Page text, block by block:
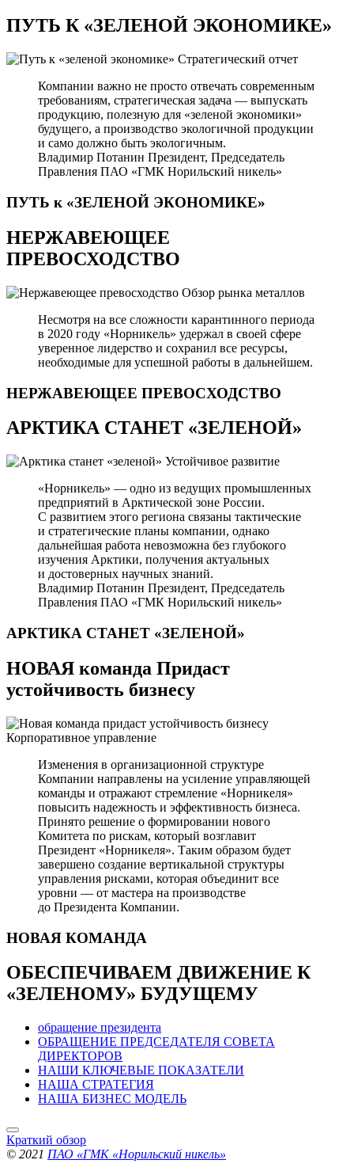
ПУТЬ К«ЗЕЛЕНОЙ ЭКОНОМИКЕ»
Стратегический отчет
Компании важно не просто отвечать современным
требованиям, стратегическая задача — выпускать
продукцию, полезную для «зеленой экономики»
будущего, а производство экологичной продукции
и само должно быть экологичным.
Владимир Потанин Президент, Председатель
Правления ПАО «ГМК Норильский никель»
ПУТЬ к «ЗЕЛЕНОЙ ЭКОНОМИКЕ»
НЕРЖАВЕЮЩЕЕ
ПРЕВОСХОДСТВО
Обзор рынка металлов
Несмотря на все сложности карантинного периода
в 2020 году «Норникель» удержал в своей сфере
уверенное лидерство и сохранил все ресурсы,
необходимые для успешной работы в дальнейшем.
НЕРЖАВЕЮЩЕЕ ПРЕВОСХОДСТВО
АРКТИКА СТАНЕТ «ЗЕЛЕНОЙ»
Устойчивое развитие
«Норникель» — одно из ведущих промышленных
предприятий в Арктической зоне России.
С развитием этого региона связаны тактические
и стратегические планы компании, однако
дальнейшая работа невозможна без глубокого
изучения Арктики, получения актуальных
и достоверных научных знаний.
Владимир Потанин Президент, Председатель
Правления ПАО «ГМК Норильский никель»
АРКТИКА СТАНЕТ «ЗЕЛЕНОЙ»
НОВАЯ команда Придаст
устойчивость бизнесу
Корпоративное управление
Изменения в организационной структуре
Компании направлены на усиление управляющей
команды и отражают стремление «Норникеля»
повысить надежность и эффективность бизнеса.
Принято решение о формировании нового
Комитета по рискам, который возглавит
Президент «Норникеля». Таким образом будет
завершено создание вертикальной структуры
управления рисками, которая объединит все
уровни — от мастера на производстве
до Президента Компании.
НОВАЯ КОМАНДА
ОБЕСПЕЧИВАЕМ ДВИЖЕНИЕ К
«ЗЕЛЕНОМУ» БУДУЩЕМУ
обращение президента
ОБРАЩЕНИЕ ПРЕДСЕДАТЕЛЯ СОВЕТА
ДИРЕКТОРОВ
НАШИ КЛЮЧЕВЫЕ ПОКАЗАТЕЛИ
НАША СТРАТЕГИЯ
НАША БИЗНЕС МОДЕЛЬ
Краткий обзор
© 2021 ПАО «ГМК «Норильский никель»